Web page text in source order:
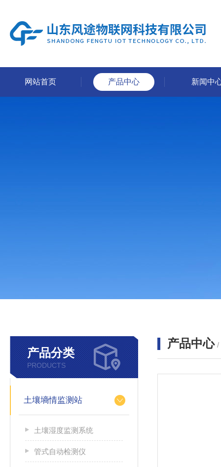
网站首页 产品中心 新闻中
产品分类
PRODUCTS
土壤墒情监测站
土壤湿度监测系统
管式自动检测仪
产品中心 /